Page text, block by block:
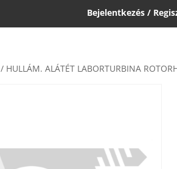
Bejelentkezés /
/ HULLÁM. ALÁTÉT LABORTURBINA